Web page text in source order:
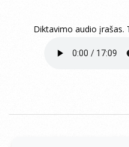
Diktavimo audio įrašas.